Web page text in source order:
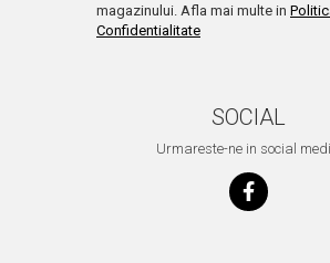
magazinului. Afla mai multe in
Confidentialitate
SOCIAL
Urmareste-ne in social